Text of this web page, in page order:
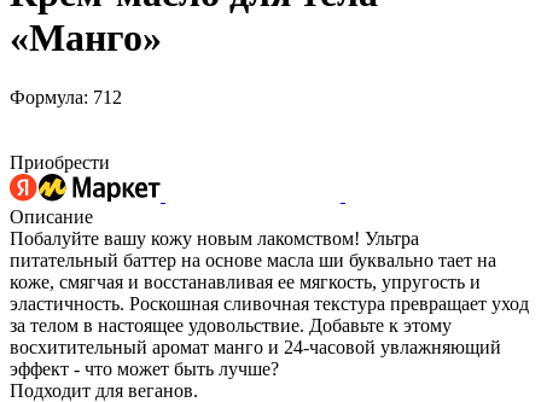
«Манго»
Формула: 712
Приобрести
Описание
Побалуйте вашу кожу новым лакомством! Ультра
питательный баттер на основе масла ши буквально тает на
коже, смягчая и восстанавливая ее мягкость, упругость и
эластичность. Роскошная сливочная текстура превращает уход
за телом в настоящее удовольствие. Добавьте к этому
восхитительный аромат манго и 24-часовой увлажняющий
эффект - что может быть лучше?
Подходит для веганов.